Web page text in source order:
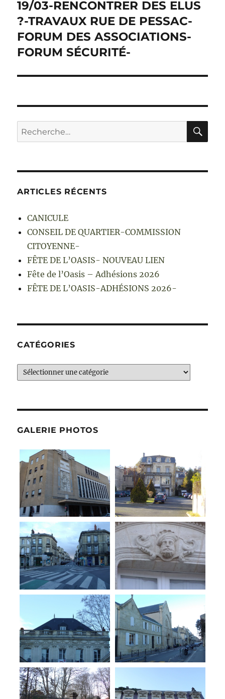
19/03-RENCONTRER DES ELUS
?-TRAVAUX RUE DE PESSAC-
FORUM DES ASSOCIATIONS-
FORUM SÉCURITÉ-
Recherche
pour :
ARTICLES RÉCENTS
CANICULE
CONSEIL DE QUARTIER-COMMISSION
CITOYENNE-
FÊTE DE L’OASIS- NOUVEAU LIEN
Fête de l’Oasis – Adhésions 2026
FÊTE DE L’OASIS-ADHÉSIONS 2026-
CATÉGORIES
Catégories
GALERIE PHOTOS